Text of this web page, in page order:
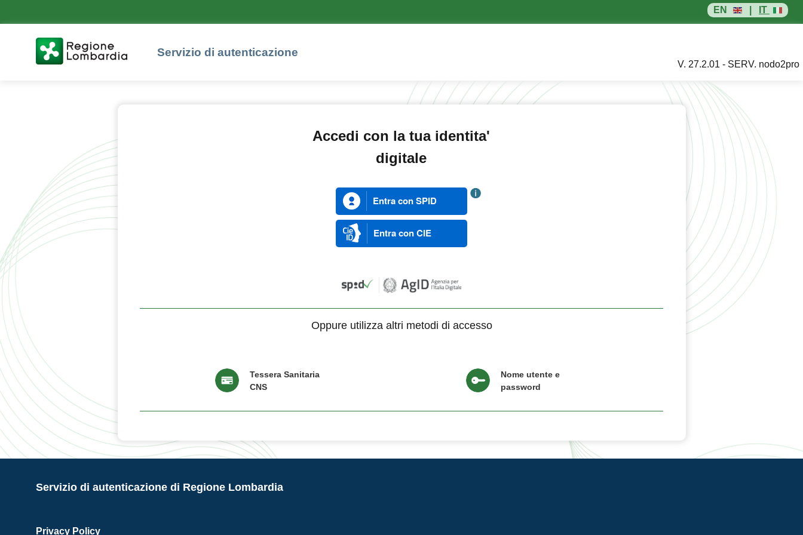
EN IT
Servizio di autenticazione
V. 27.2.01 - SERV. nodo2pro
Accedi con la tua identita'
digitale
Entra con SPID
Entra con CIE
Oppure utilizza altri metodi di accesso
Tessera Sanitaria
CNS
Nome utente e
password
Servizio di autenticazione di Regione Lombardia
Privacy Policy